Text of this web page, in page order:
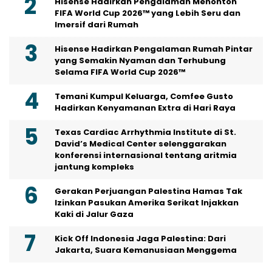
FIFA World Cup 2026™ yang Lebih Seru dan
Imersif dari Rumah
Hisense Hadirkan Pengalaman Rumah Pintar
yang Semakin Nyaman dan Terhubung
Selama FIFA World Cup 2026™
Temani Kumpul Keluarga, Comfee Gusto
Hadirkan Kenyamanan Extra di Hari Raya
Texas Cardiac Arrhythmia Institute di St.
David’s Medical Center selenggarakan
konferensi internasional tentang aritmia
jantung kompleks
Gerakan Perjuangan Palestina Hamas Tak
Izinkan Pasukan Amerika Serikat Injakkan
Kaki di Jalur Gaza
Kick Off Indonesia Jaga Palestina: Dari
Jakarta, Suara Kemanusiaan Menggema